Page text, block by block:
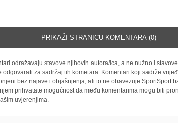
PRIKAŽI STRANICU KOMENTARA (0)
odražavaju stavove njihovih autora/ica, a ne nužno i
odgovarati za sadržaj tih kometara. Komentari koji sadrže
bez najave i objašnjenja, ali to ne obavezuje
prihvatate mogućnost da među komentarima mogu biti
uvjerenjima.